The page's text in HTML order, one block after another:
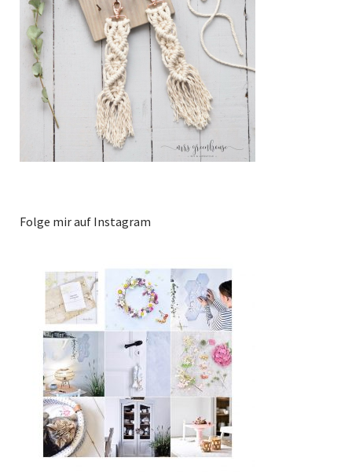
Folge mir auf Instagram